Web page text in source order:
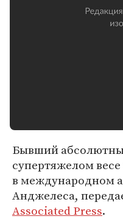
Бывший
супертяжелом
в международном
Анджелеса,
Associated Press.